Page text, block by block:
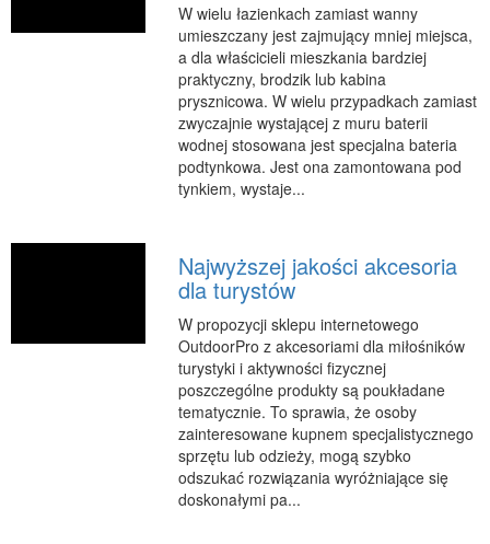
Sprzątanie, Porządkowanie
Dietetyka, Odchudzanie
Salony Kosmetyczne
Sprzęt Medyczny
Oprogramowanie
W wielu łazienkach zamiast wanny
umieszczany jest zajmujący mniej miejsca,
a dla właścicieli mieszkania bardziej
praktyczny, brodzik lub kabina
prysznicowa. W wielu przypadkach zamiast
zwyczajnie wystającej z muru baterii
wodnej stosowana jest specjalna bateria
podtynkowa. Jest ona zamontowana pod
tynkiem, wystaje...
Najwyższej jakości akcesoria
dla turystów
W propozycji sklepu internetowego
OutdoorPro z akcesoriami dla miłośników
turystyki i aktywności fizycznej
poszczególne produkty są poukładane
tematycznie. To sprawia, że osoby
zainteresowane kupnem specjalistycznego
sprzętu lub odzieży, mogą szybko
odszukać rozwiązania wyróżniające się
doskonałymi pa...